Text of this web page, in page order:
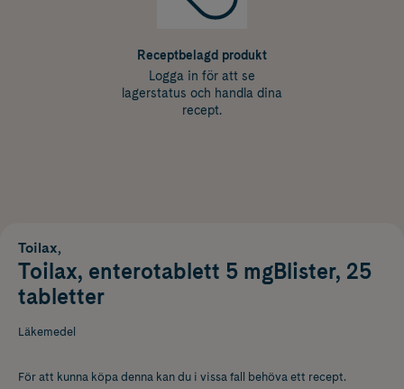
Receptbelagd produkt
Logga in för att se
lagerstatus och handla dina
recept.
Toilax,
Toilax, enterotablett 5 mgBlister, 25
tabletter
Läkemedel
För att kunna köpa denna kan du i vissa fall behöva ett recept.